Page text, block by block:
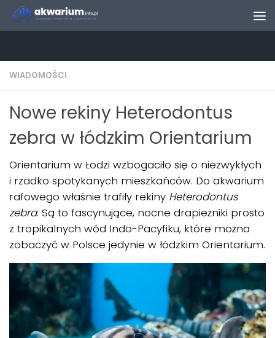
Skip to content
WIADOMOŚCI
Nowe rekiny Heterodontus
zebra w łódzkim Orientarium
Orientarium w Łodzi wzbogaciło się o niezwykłych
i rzadko spotykanych mieszkańców. Do akwarium
rafowego właśnie trafiły rekiny Heterodontus
zebra. Są to fascynujące, nocne drapieżniki prosto
z tropikalnych wód Indo-Pacyfiku, które można
zobaczyć w Polsce jedynie w łódzkim Orientarium.